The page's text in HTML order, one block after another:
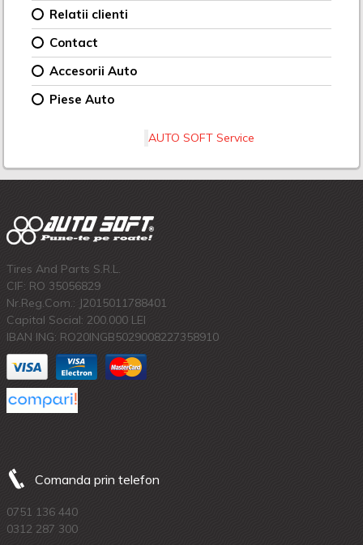
Relatii clienti
Contact
Accesorii Auto
Piese Auto
AUTO SOFT Service
Tires And Parts S.R.L.
CIF: RO 35056829
Nr.Reg.Com.: J2015011788401
Capital Social: 200.000 LEI
IBAN ING: RO20INGB5029008227358910
Comanda prin telefon
0751 136 440
0312 287 300